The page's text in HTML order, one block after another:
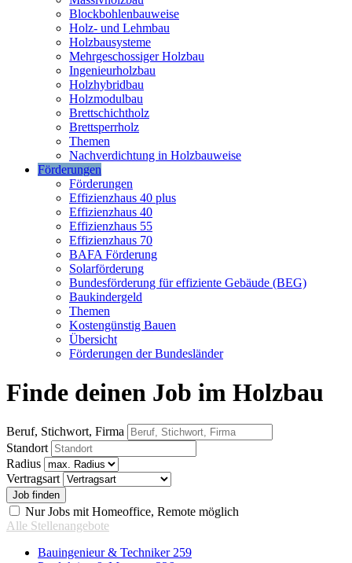
Blockbohlenbauweise
Holz- und Lehmbau
Holzbausysteme
Mehrgeschossiger Holzbau
Ingenieurholzbau
Holzhybridbau
Holzmodulbau
Brettschichtholz
Brettsperrholz
Themen
Nachverdichtung in Holzbauweise
Förderungen
Förderungen
Effizienzhaus 40 plus
Effizienzhaus 40
Effizienzhaus 55
Effizienzhaus 70
BAFA Förderung
Solarförderung
Bundesförderung für effiziente Gebäude (BEG)
Baukindergeld
Themen
Kostengünstig Bauen
Übersicht
Förderungen der Bundesländer
Finde deinen Job im Holzbau
Beruf, Stichwort, Firma
Standort
Radius
Vertragsart
Nur Jobs mit Homeoffice, Remote möglich
Alle Stellenangebote
Bauingenieur & Techniker 259